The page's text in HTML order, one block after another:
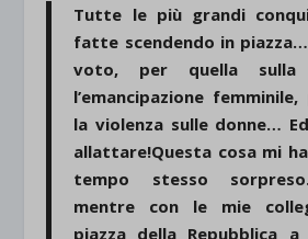
Tutte le più grandi
fatte scendendo in
voto, per quella sulla
l’emancipazione
la violenza sulle donne…
allattare!Questa cosa mi
tempo stesso
mentre con le mie
piazza della Repubblica a